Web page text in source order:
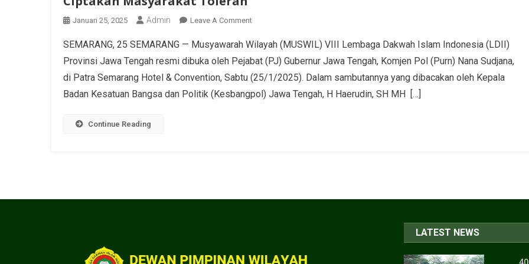
Januari 25, 2025 Admin Leave A Comment
SEMARANG, 25 SEMARANG — Musyawarah Wilayah (MUSWIL) VIII Lembaga Dakwah Islam Indonesia (LDII)
Provinsi Jawa Tengah resmi dibuka oleh Pejabat (PJ) Gubernur Jawa Tengah, Komjen Pol (Purn) Nana Sudjana,
di Patra Semarang Hotel & Convention, Sabtu (25/1/2025). Dalam sambutannya yang dibacakan oleh Kepala
Badan Kesatuan Bangsa dan Politik (Kesbangpol) Jawa Tengah, H Haerudin, SH MH […]
Continue Reading
LATEST NEWS